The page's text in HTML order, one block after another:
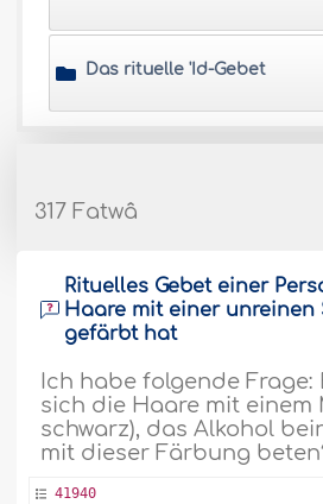
Das rituelle 'Id-Gebet
317 Fatwâ
Rituelles Gebet einer
Haare mit einer unreinen
gefärbt hat
Ich habe folgende
sich die Haare mit einem
schwarz), das Alkohol
mit dieser Färbung
41940